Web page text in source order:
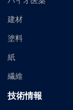
建材
塗料
紙
繊維
技術情報